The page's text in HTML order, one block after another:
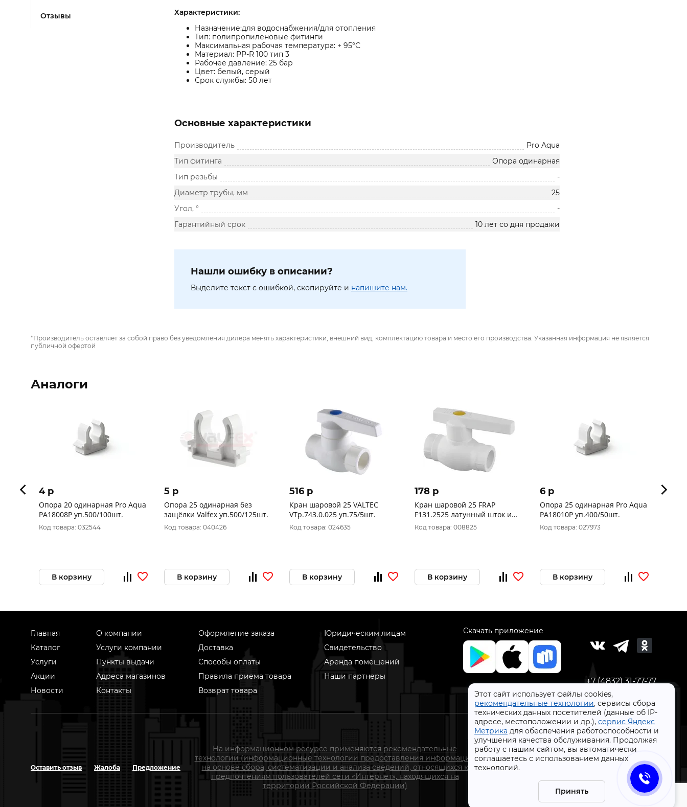
Этот сайт использует файлы cookies,
рекомендательные технологии, сервисы сбора
технических данных посетителей (данные об IP-
адресе, местоположении и др.), сервис Яндекс
Метрика для обеспечения работоспособности и
улучшения качества обслуживания. Продолжая
работу с нашим сайтом, вы автоматически
соглашаетесь с использованием данных
технологий.
Принять
Отзывы
Характеристики:
Назначение:для водоснабжения/для отопления
Тип: полипропиленовые фитинги
Максимальная рабочая температура: + 95°С
Материал: PP-R 100 тип 3
Рабочее давление: 25 бар
Цвет: белый, серый
Срок службы: 50 лет
Основные характеристики
Производитель
Pro Aqua
Тип фитинга
Опора одинарная
Тип резьбы
-
Диаметр трубы, мм
25
Угол, °
-
Гарантийный срок
10 лет со дня продажи
Нашли ошибку в описании?
Выделите текст с ошибкой, скопируйте и напишите нам.
*Производитель оставляет за собой право без уведомления дилера менять характеристики, внешний вид, комплектацию товара и место его производства. Указанная информация не является
публичной офертой
Аналоги
4 p
Опора 20 одинарная Pro Aqua
РА18008Р уп.500/100шт.
Код товара: 032544
В корзину
5 p
Опора 25 одинарная без
защёлки Valfex уп.500/125шт.
Код товара: 040426
В корзину
516 p
Кран шаровой 25 VALTEC
VTp.743.0.025 уп.75/5шт.
Код товара: 024635
В корзину
178 p
Кран шаровой 25 FRAP
F131.2525 латунный шток и
затвор уп.70/1шт.
Код товара: 008825
В корзину
6 p
Опора 25 одинарная Pro Aqua
РА18010Р уп.400/50шт.
Код товара: 027973
В корзину
8 p
Главная
Каталог
Услуги
Акции
Новости
О компании
Услуги компании
Пункты выдачи
Адреса магазинов
Контакты
Оформление заказа
Доставка
Способы оплаты
Правила приема товара
Возврат товара
Юридическим лицам
Свидетельство
Аренда помещений
Наши партнеры
Скачать приложение
+7 (4832) 31-77-77
Оставить отзыв Жалоба Предложение
На информационном ресурсе применяются рекомендательные
технологии (информационные технологии предоставления информации
на основе сбора, систематизации и анализа сведений, относящихся к
предпочтениям пользователей сети «Интернет», находящихся на
территории Российской Федерации)
СтройлоН 1998-2026 г.
Публичная оферта
Обработка персональных данных
Политика конфиденциальности сервисов Яндекс